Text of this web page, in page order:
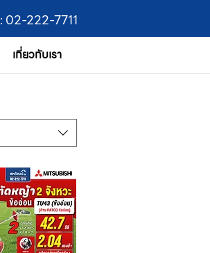
: 02-222-7711
เกี่ยวกับเรา